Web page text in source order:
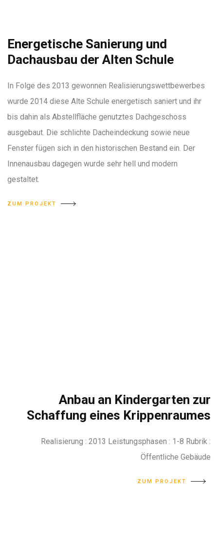
Energetische Sanierung und
Dachausbau der Alten Schule
In Folge des 2013 gewonnen Realisierungswettbewerbes
wurde 2014 diese Alte Schule energetisch saniert und ihr
bis dahin als Abstellfläche genutztes Dachgeschoss
ausgebaut. Die schlichte Dacheindeckung sowie neue
Fenster fügen sich in den historischen Bestand ein. Der
Innenausbau dagegen wurde sehr hell und modern
gestaltet.
ZUM PROJEKT
Anbau an Kindergarten zur
Schaffung eines Krippenraumes
Realisierung : 2013 Leistungsphasen : 1-8 Rubrik :
Öffentliche Gebäude
ZUM PROJEKT